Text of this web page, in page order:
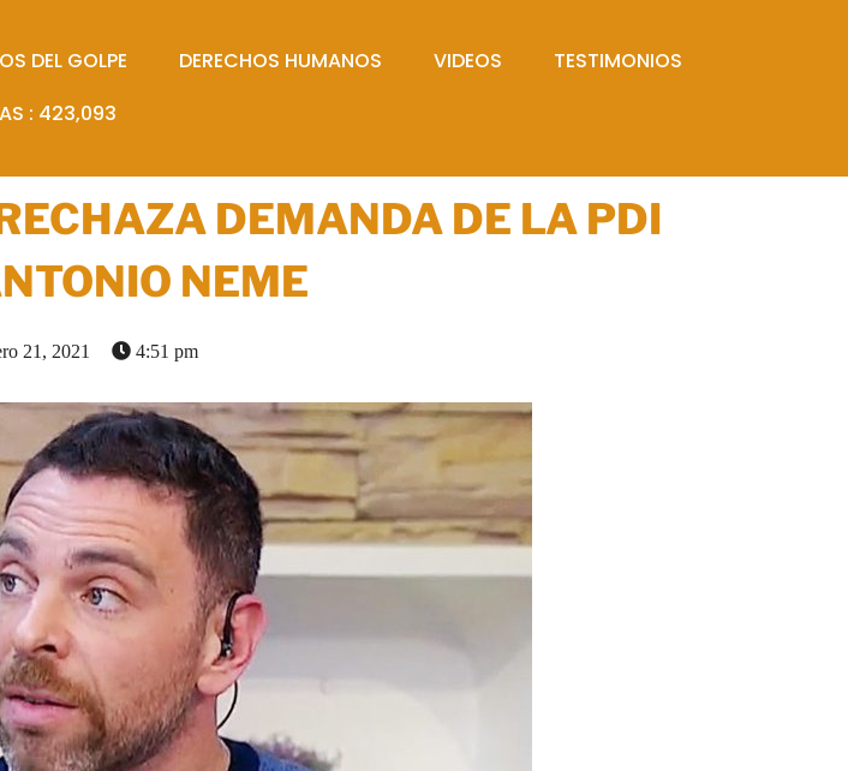
DEL GOLPE DERECHOS HUMANOS VIDEOS
TESTIMONIOS
: 423,093
DEMANDA DE LA PDI
NEME
21, 2021 4:51 pm